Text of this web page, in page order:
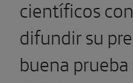
científicos
difundir su
buena